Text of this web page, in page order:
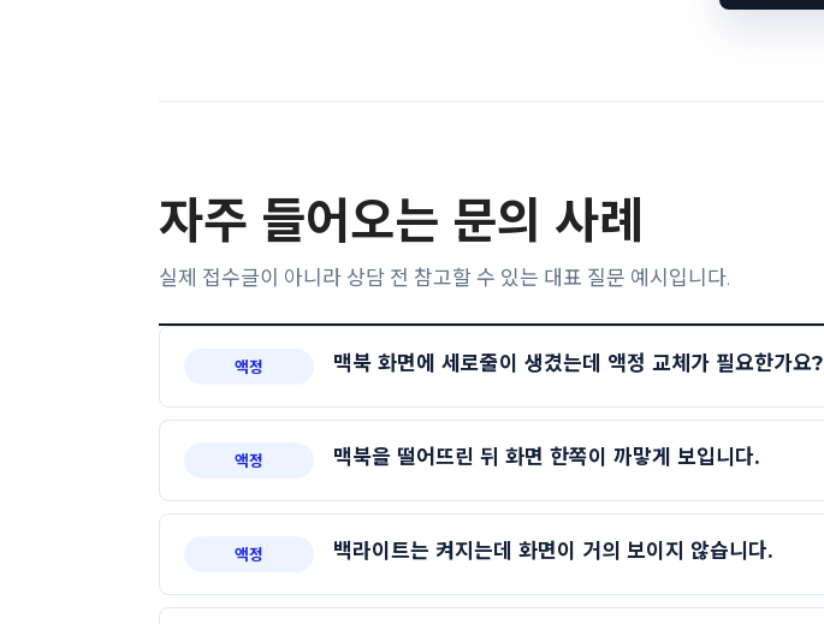
자주 들어오는 문의 사례
실제 접수글이 아니라 상담 전 참고할 수 있는 대표 질문 예시입니다.
액정 맥북 화면에 세로줄이 생겼는데 액정 교체가 필요한가요?
액정 맥북을 떨어뜨린 뒤 화면 한쪽이 까맣게 보입니다.
액정 백라이트는 켜지는데 화면이 거의 보이지 않습니다.